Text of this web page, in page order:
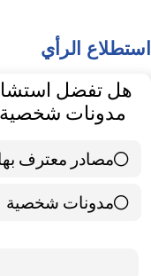
استطلاع الرأي
هل تفضل
مدونات
مصادر معترف 65 % )
مدونات شخصية
21 ( 35 % )